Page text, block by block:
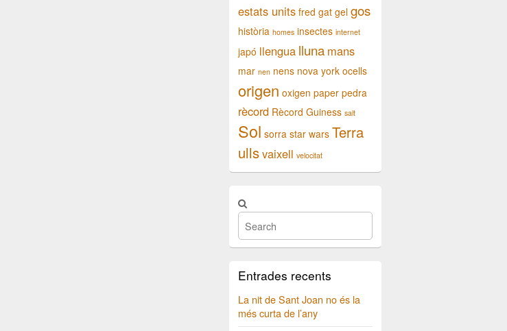
estats units fred gat gel gos
història homes insectes internet
japó llengua lluna mans
mar nen nens nova york ocells
origen oxigen paper pedra
rècord Rècord Guiness salt
Sol sorra star wars Terra
ullsvaixell velocitat
Entrades recents
La nit de Sant Joan no és la
més curta de l’any